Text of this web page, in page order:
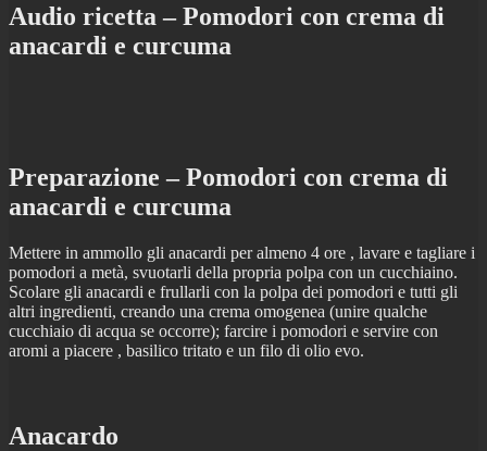
Audio ricetta – Pomodori con crema di
anacardi e curcuma
Preparazione – Pomodori con crema di
anacardi e curcuma
Mettere in ammollo gli anacardi per almeno 4 ore , lavare e tagliare i
pomodori a metà, svuotarli della propria polpa con un cucchiaino.
Scolare gli anacardi e frullarli con la polpa dei pomodori e tutti gli
altri ingredienti, creando una crema omogenea (unire qualche
cucchiaio di acqua se occorre); farcire i pomodori e servire con
aromi a piacere , basilico tritato e un filo di olio evo.
Anacardo